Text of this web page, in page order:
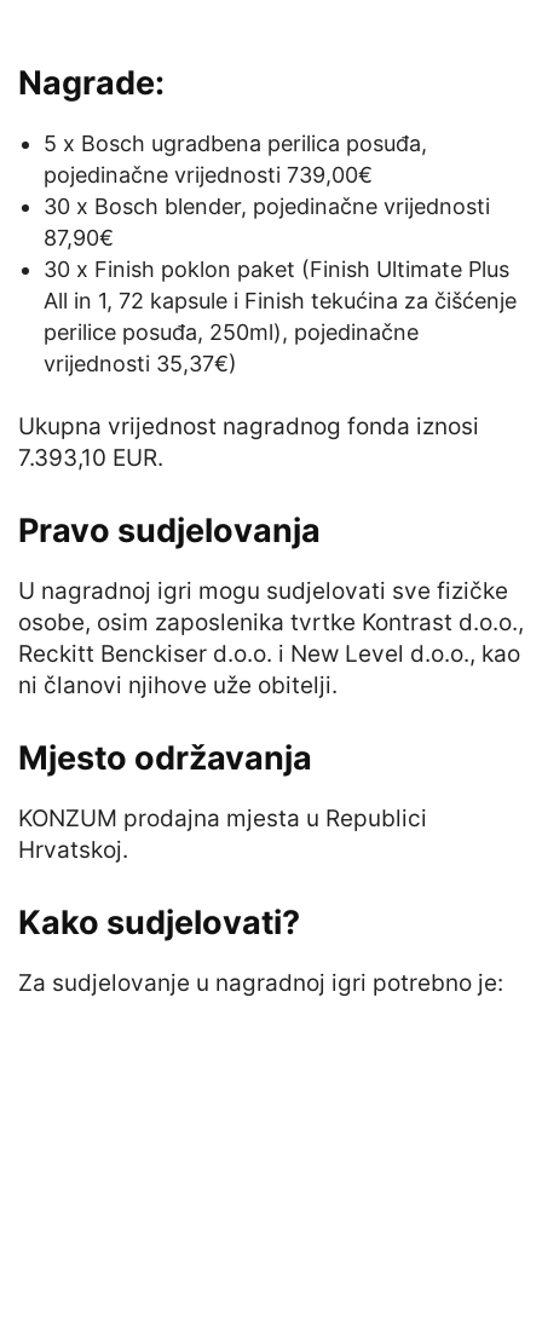
Nagrade:
5 x Bosch ugradbena perilica posuđa,
pojedinačne vrijednosti 739,00€
30 x Bosch blender, pojedinačne vrijednosti
87,90€
30 x Finish poklon paket (Finish Ultimate Plus
All in 1, 72 kapsule i Finish tekućina za čišćenje
perilice posuđa, 250ml), pojedinačne
vrijednosti 35,37€)
Ukupna vrijednost nagradnog fonda iznosi
7.393,10 EUR.
Pravo sudjelovanja
U nagradnoj igri mogu sudjelovati sve fizičke
osobe, osim zaposlenika tvrtke Kontrast d.o.o.,
Reckitt Benckiser d.o.o. i New Level d.o.o., kao
ni članovi njihove uže obitelji.
Mjesto održavanja
KONZUM prodajna mjesta u Republici
Hrvatskoj.
Kako sudjelovati?
Za sudjelovanje u nagradnoj igri potrebno je: